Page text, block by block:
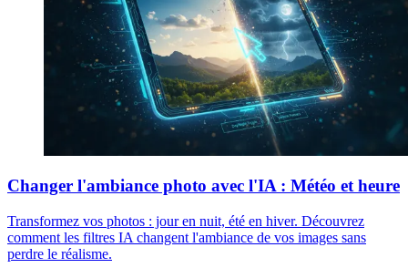
Changer l'ambiance photo avec l'IA : Météo et heure
Transformez vos photos : jour en nuit, été en hiver. Découvrez
comment les filtres IA changent l'ambiance de vos images sans
perdre le réalisme.